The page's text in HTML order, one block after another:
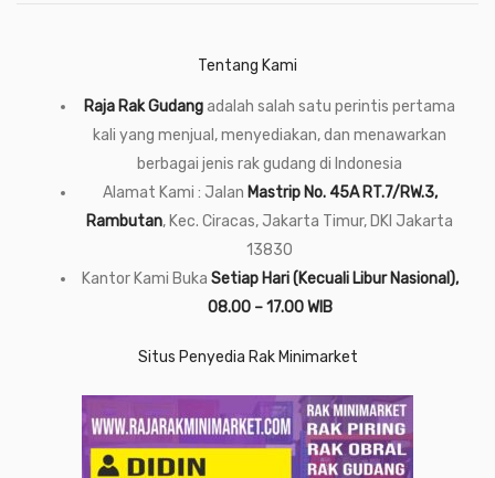
Tentang Kami
Raja Rak Gudangadalah salah satu perintis pertama
kali yang menjual, menyediakan, dan menawarkan
berbagai jenis rak gudang di Indonesia
Alamat Kami : Jalan Mastrip No. 45A RT.7/RW.3,
Rambutan, Kec. Ciracas, Jakarta Timur, DKI Jakarta
13830
Kantor Kami Buka Setiap Hari (Kecuali Libur Nasional),
08.00 – 17.00 WIB
Situs Penyedia Rak Minimarket